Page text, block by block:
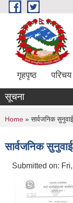
Skip to main content
गृहपृष्ठ परिचय
सूचना
You are
Home » सार्वजनिक
सार्वजनिक
Submitted on: